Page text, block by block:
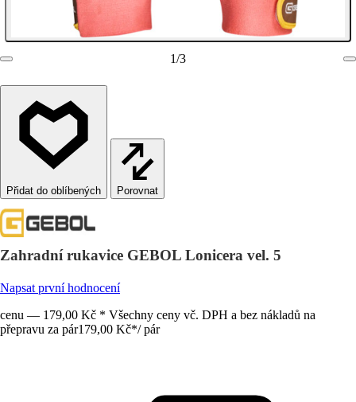
1/3
Porovnat
Zahradní rukavice GEBOL Lonicera vel. 5
Napsat první hodnocení
cenu — 179,00 Kč * Všechny ceny vč. DPH a bez nákladů na
přepravu za pár179,00 Kč*/ pár